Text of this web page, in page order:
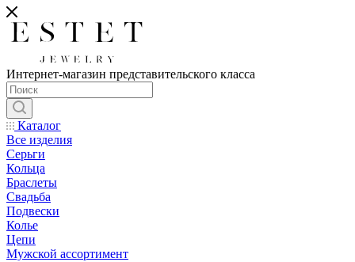
Интернет-магазин представительского класса
Каталог
Все изделия
Серьги
Кольца
Браслеты
Свадьба
Подвески
Колье
Цепи
Мужской ассортимент